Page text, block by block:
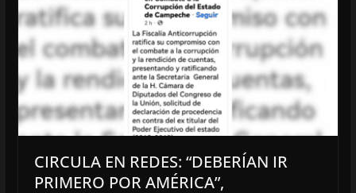
CIRCULA EN REDES: “DEBERÍAN IR
PRIMERO POR AMÉRICA”,